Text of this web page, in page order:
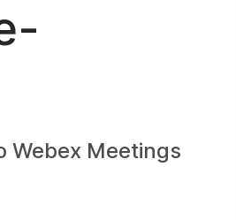
Webex Meetings